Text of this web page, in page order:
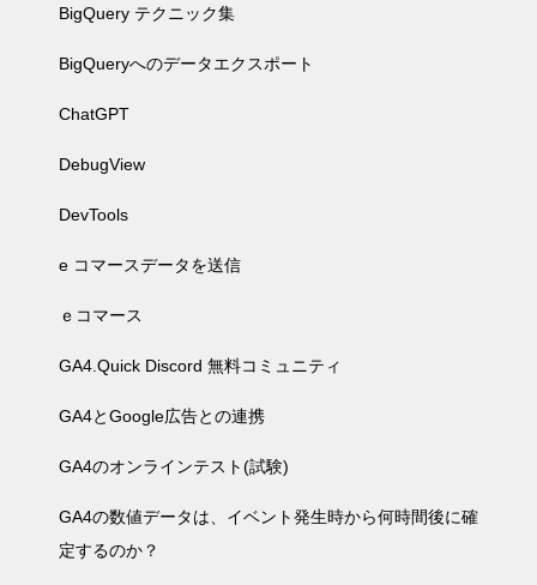
BigQuery テクニック集
BigQueryへのデータエクスポート
ChatGPT
DebugView
DevTools
e コマースデータを送信
ｅコマース
GA4.Quick Discord 無料コミュニティ
GA4とGoogle広告との連携
GA4のオンラインテスト(試験)
GA4の数値データは、イベント発生時から何時間後に確
定するのか？